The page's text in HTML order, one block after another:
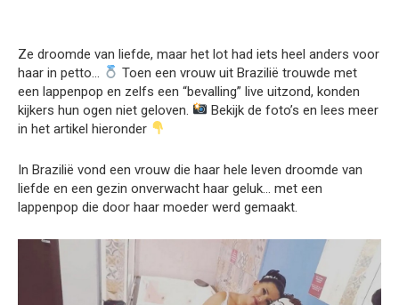
Ze droomde van liefde, maar het lot had iets heel anders voor
haar in petto…
Toen een vrouw uit Brazilië trouwde met
een lappenpop en zelfs een “bevalling” live uitzond, konden
kijkers hun ogen niet geloven.
Bekijk de foto’s en lees meer
in het artikel hieronder
In Brazilië vond een vrouw die haar hele leven droomde van
liefde en een gezin onverwacht haar geluk… met een
lappenpop die door haar moeder werd gemaakt.